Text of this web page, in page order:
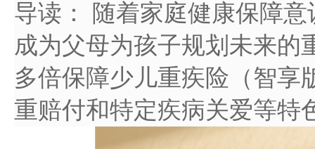
导读：
随着家庭健康保障
成为父母为孩子规划未来的
多倍保障少儿重疾险（智享
重赔付和特定疾病关爱等特